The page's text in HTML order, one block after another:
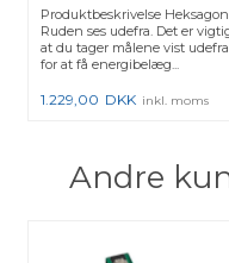
Produktbeskrivelse Heksagon.
Ruden ses udefra. Det er
at du tager målene vist udefra
for at få energibelæg...
1.229,00 DKK inkl. moms
Andre